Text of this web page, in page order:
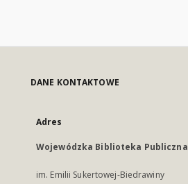
DANE KONTAKTOWE
Adres
Wojewódzka Biblioteka Publiczna
im. Emilii Sukertowej-Biedrawiny